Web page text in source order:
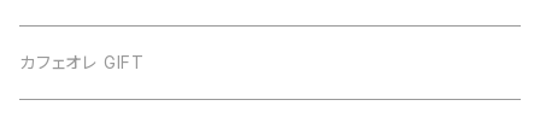
Ethiopia
カフェオレ GIFT